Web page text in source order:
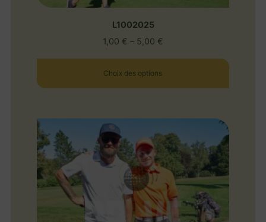
L1002025
1,00 € – 5,00 €
Choix des options